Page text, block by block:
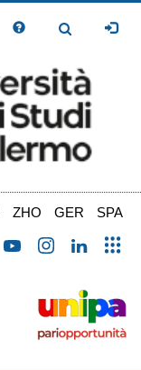
Toggle
ZHO GER SPA